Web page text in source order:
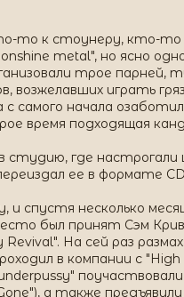
то к стоунеру, кто-то
metal", но ясно
трое парней,
играть
самого начала
время подходящая
студию, где
ее в формате
и спустя несколько
был принят Сэм
На сей раз
в компании с "High
а также